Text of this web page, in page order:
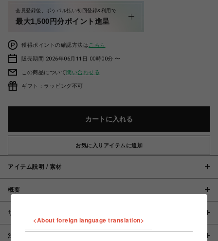
会員登録後、ポケパル払い初回登録&利用で
最大1,500円分ポイント進呈
獲得ポイントの確認方法は こちら
販売期間 2026年06月11日 00時00分 〜
この商品について問い合わせる
ギフト：ラッピング不可
カートに入れる
お気に入りアイテムに追加
アイテム説明 / 素材
概要
サイズ
注意事項
<About foreign language translation>